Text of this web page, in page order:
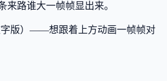
来路谁大一帧帧显出来。
版）——想跟着上方动画一帧帧对